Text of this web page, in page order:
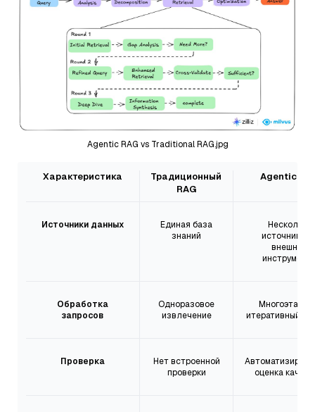
Agentic RAG vs Traditional RAG.jpg
Характеристика
Традиционный
RAG
Agentic
Источники данных
Единая база
знаний
Несколько
источников
внешние
Обработка
запросов
Одноразовое
извлечение
итеративный
Проверка
Нет встроенной
проверки
оценка